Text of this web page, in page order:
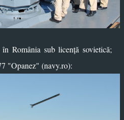
România sub licență sovietică;
"Opanez" (navy.ro):